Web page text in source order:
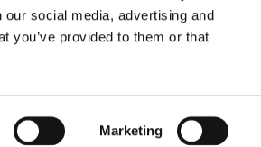
social media, advertising and
you’ve provided to them or that
Marketing